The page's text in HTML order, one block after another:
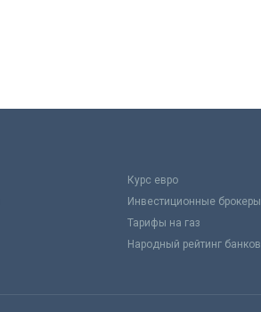
Курс евро
Инвестиционные брокеры
Тарифы на газ
Народный рейтинг банков